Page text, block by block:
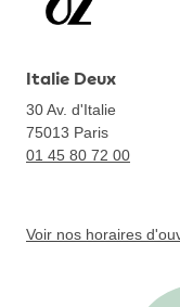
Italie Deux
30 Av. d'Italie
75013 Paris
01 45 80 72 00
Voir nos horaires